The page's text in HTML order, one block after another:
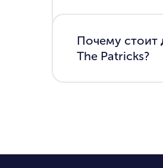
Почему стоит
The Patricks?